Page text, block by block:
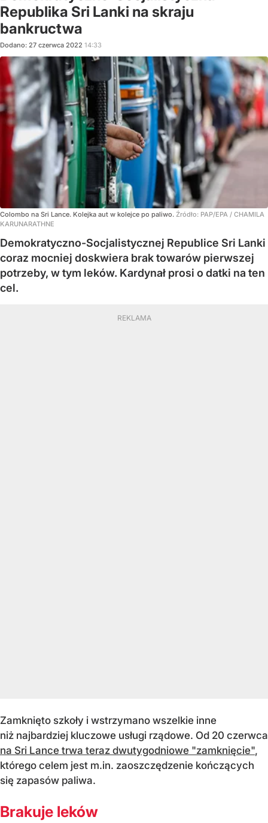
Republika Sri Lanki na skraju
bankructwa
Dodano: 27 czerwca 2022 14:33
Colombo na Sri Lance. Kolejka aut w kolejce po paliwo. Źródło: PAP/EPA / CHAMILA
KARUNARATHNE
Demokratyczno-Socjalistycznej Republice Sri Lanki
coraz mocniej doskwiera brak towarów pierwszej
potrzeby, w tym leków. Kardynał prosi o datki na ten
cel.
Zamknięto szkoły i wstrzymano wszelkie inne
niż najbardziej kluczowe usługi rządowe. Od 20 czerwca
na Sri Lance trwa teraz dwutygodniowe "zamknięcie",
którego celem jest m.in. zaoszczędzenie kończących
się zapasów paliwa.
Brakuje leków